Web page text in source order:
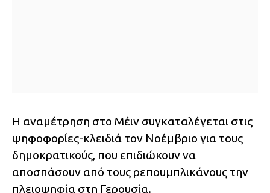
Η αναμέτρηση στο Μέιν συγκαταλέγεται στις
ψηφοφορίες-κλειδιά τον Νοέμβριο για τους
δημοκρατικούς, που επιδιώκουν να
αποσπάσουν από τους ρεπουμπλικάνους την
πλειοψηφία στη Γερουσία.